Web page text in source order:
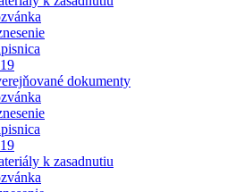
dokumenty
k zasadnutiu